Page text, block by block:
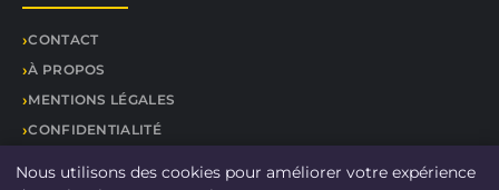
CONTACT
À PROPOS
MENTIONS LÉGALES
CONFIDENTIALITÉ
Nous utilisons des cookies pour améliorer votre expérience